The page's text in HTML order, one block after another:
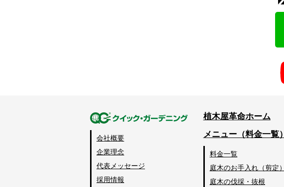
会社概要
企業理念
代表メッセージ
採用情報
植木屋革命ホーム
メニュー（料金一覧）
料金一覧
庭木のお手入れ（剪定）
庭木の伐採・抜根